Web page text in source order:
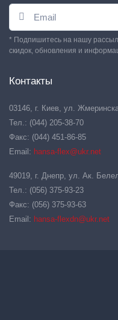
* Подпишитесь на нашу
скидок, обновления и
Контакты
03146, г. Киев, ул.
Тел.: (044) 205-38-70
Факс: (044) 451-86-85
Email: hansa-flex@ukr.net
49019, г. Днепр, ул. Ак.
Тел.: (056) 375-93-23
Факс: (056) 375-93-63
Email: hansa-flexdn@ukr.net